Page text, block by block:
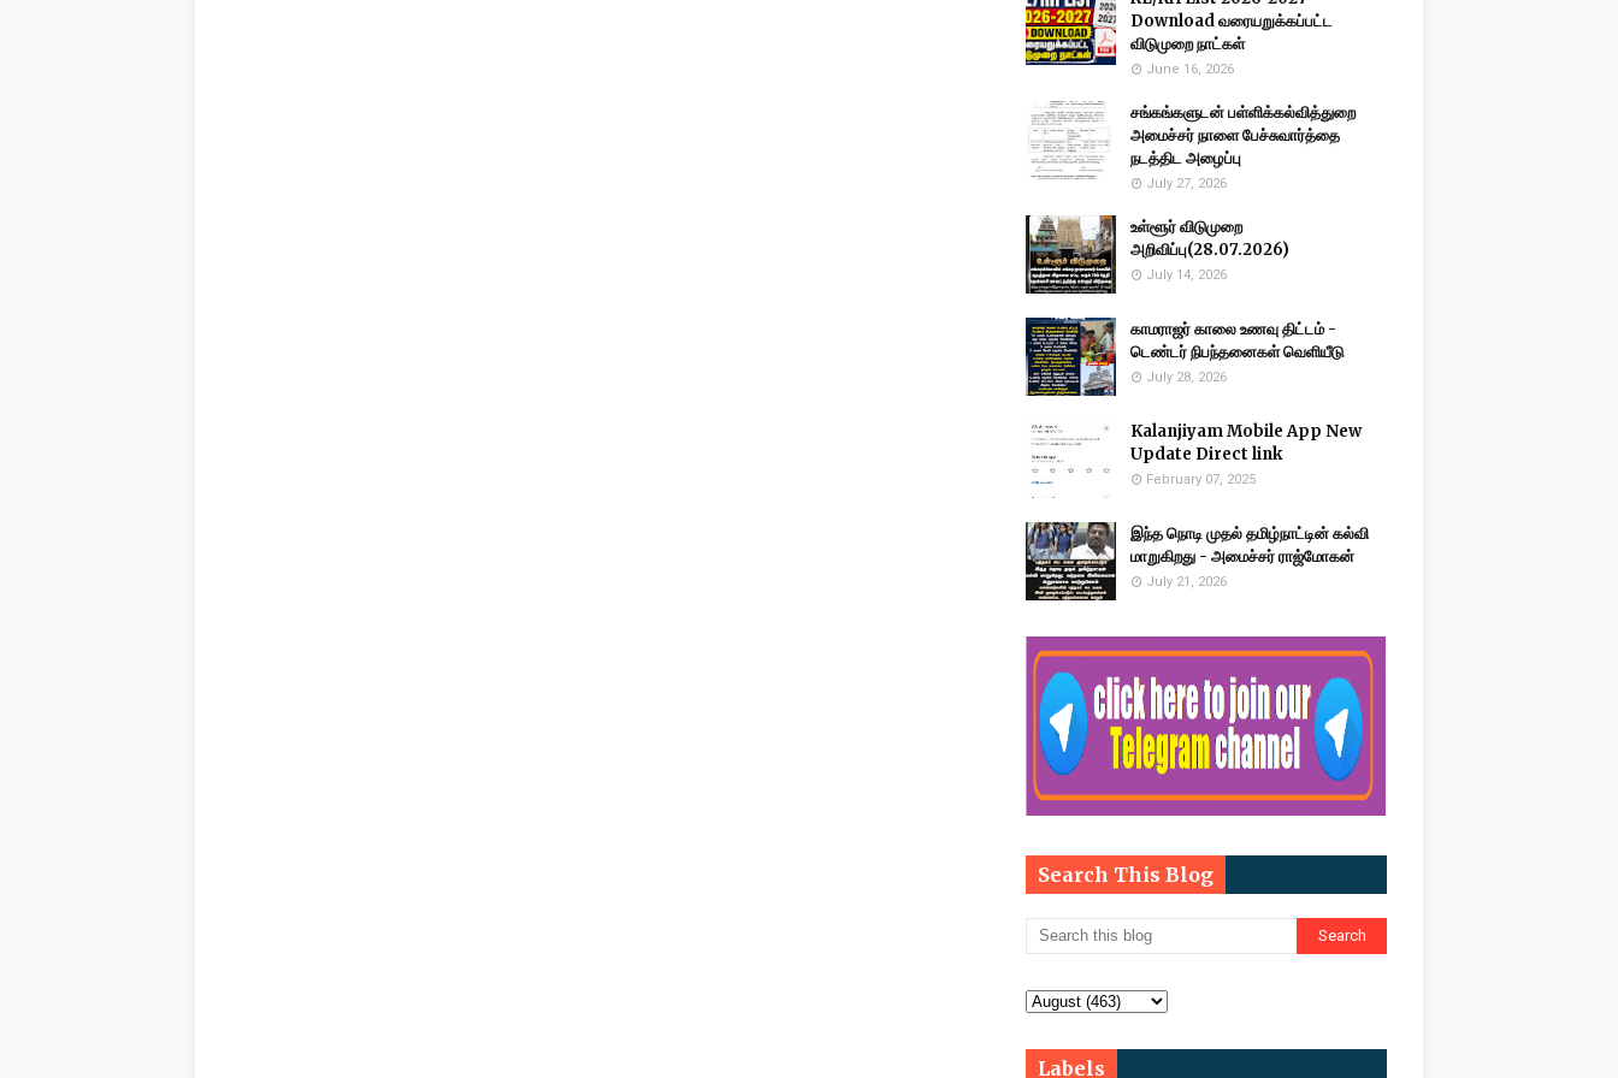
Download வரையறுக்கப்பட்ட
விடுமுறை நாட்கள்
June 16, 2026
சங்கங்களுடன் பள்ளிக்கல்வித்துறை
அமைச்சர் நாளை பேச்சுவார்த்தை
நடத்திட அழைப்பு
July 27, 2026
உள்ளூர் விடுமுறை
அறிவிப்பு(28.07.2026)
July 14, 2026
காமராஜர் காலை உணவு திட்டம் -
டெண்டர் நிபந்தனைகள் வெளியீடு
July 28, 2026
Kalanjiyam Mobile App New
Update Direct link
February 07, 2025
இந்த நொடி முதல் தமிழ்நாட்டின் கல்வி
மாறுகிறது - அமைச்சர் ராஜ்மோகன்
July 21, 2026
Search This Blog
Labels